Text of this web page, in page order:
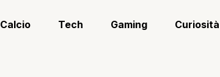
Calcio Tech Gaming Curiosità